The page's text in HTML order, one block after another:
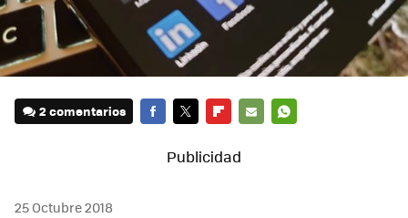
2 comentarios
MAIL
25 Octubre 2018